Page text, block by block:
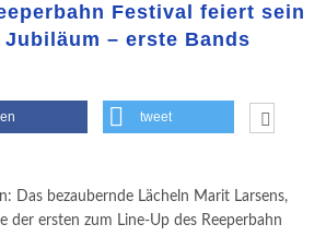
Festival feiert sein
– erste Bands
tweet
Das bezaubernde Lächeln Marit Larsens,
der ersten zum Line-Up des Reeperbahn